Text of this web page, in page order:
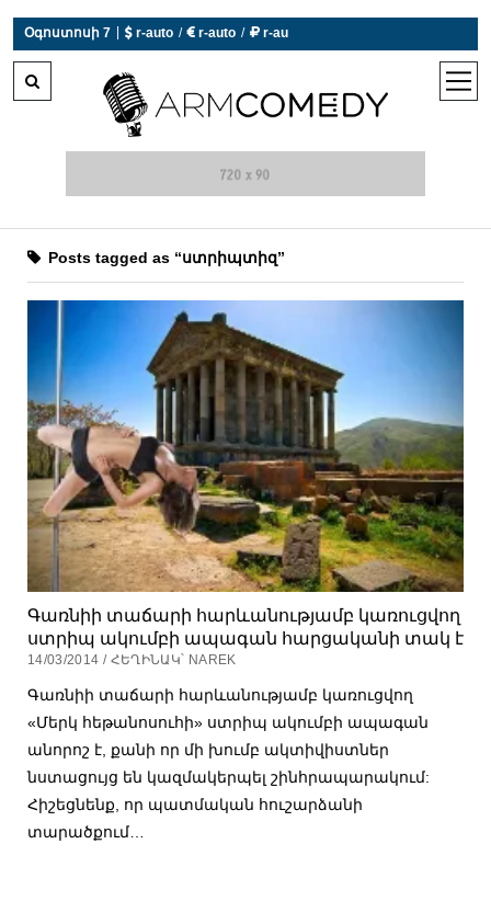
Օգոստոսի 7  r-auto /  r-auto /  r-au
open
Posts tagged as “ստրիպտիզ”
Գառնիի տաճարի հարևանությամբ կառուցվող
ստրիպ ակումբի ապագան հարցականի տակ է
14/03/2014 / ՀԵՂԻՆԱԿ՝ NAREK
Գառնիի տաճարի հարևանությամբ կառուցվող
«Մերկ հեթանոսուհի» ստրիպ ակումբի ապագան
անորոշ է, քանի որ մի խումբ ակտիվիստներ
նստացույց են կազմակերպել շինհրապարակում:
Հիշեցնենք, որ պատմական հուշարձանի
տարածքում…